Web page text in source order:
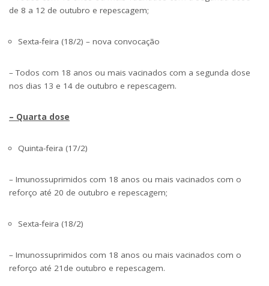
de 8 a 12 de outubro e repescagem;
Sexta-feira (18/2) – nova convocação
– Todos com 18 anos ou mais vacinados com a segunda dose
nos dias 13 e 14 de outubro e repescagem.
– Quarta dose
Quinta-feira (17/2)
– Imunossuprimidos com 18 anos ou mais vacinados com o
reforço até 20 de outubro e repescagem;
Sexta-feira (18/2)
– Imunossuprimidos com 18 anos ou mais vacinados com o
reforço até 21de outubro e repescagem.